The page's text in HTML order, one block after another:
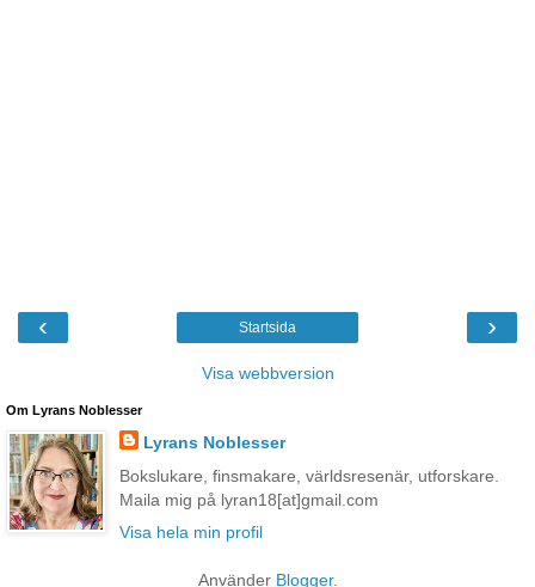
‹ ›
Startsida
Visa webbversion
Om Lyrans Noblesser
Lyrans Noblesser
Bokslukare, finsmakare, världsresenär, utforskare.
Maila mig på lyran18[at]gmail.com
Visa hela min profil
Använder Blogger.